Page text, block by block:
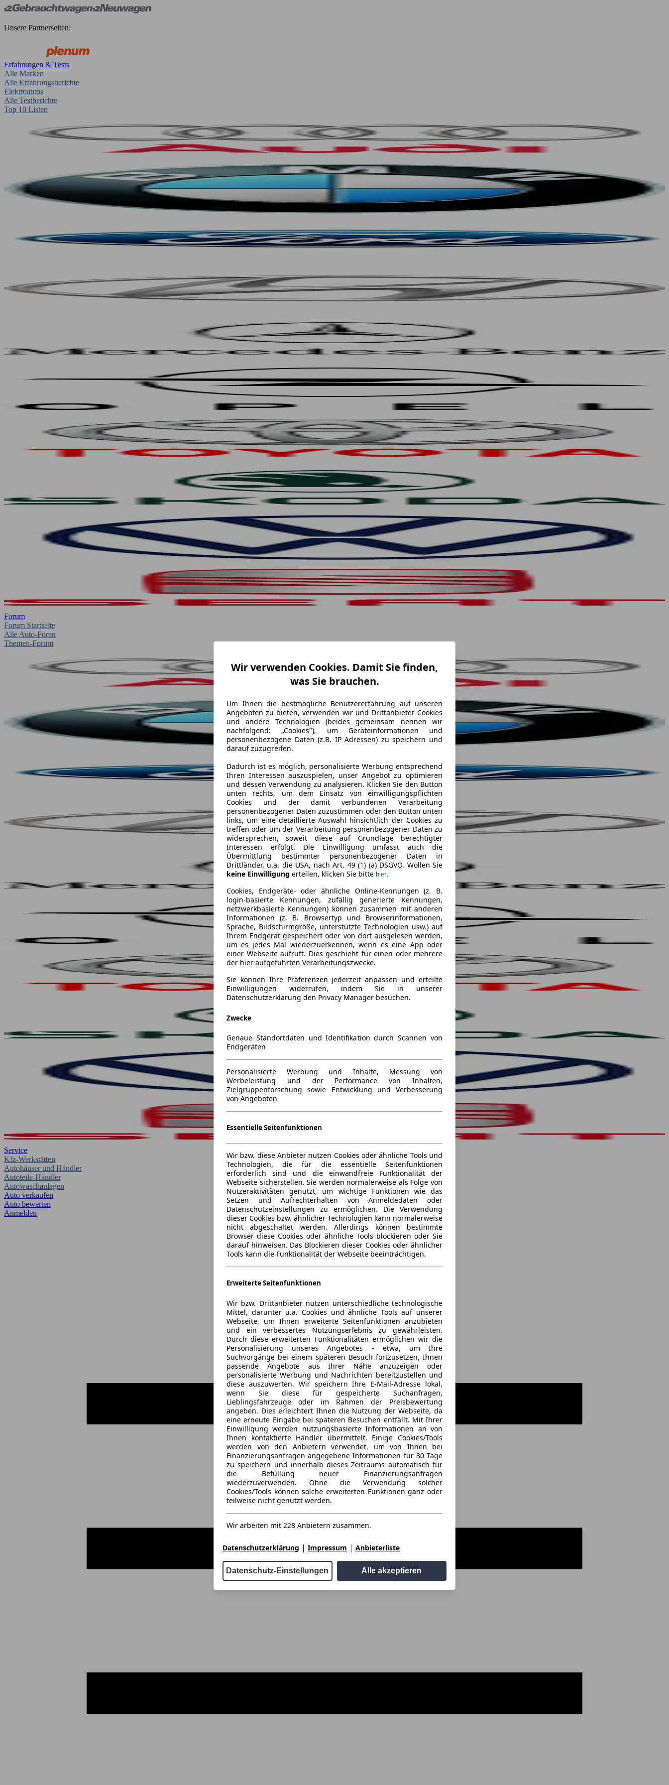
Unsere Partnerseiten:
Erfahrungen & Tests
Alle Marken
Alle Erfahrungsberichte
Elektroautos
Alle Testberichte
Top 10 Listen
Forum
Forum Startseite
Alle Auto-Foren
Themen-Forum
Service
Kfz-Werkstätten
Autohäuser und Händler
Autoteile-Händler
Autowaschanlagen
Auto verkaufen
Auto bewerten
Anmelden
Wir verwenden Cookies. Damit Sie finden,
was Sie brauchen.
Um Ihnen die bestmögliche Benutzererfahrung auf unseren
Angeboten zu bieten, verwenden wir und Drittanbieter Cookies
und andere Technologien (beides gemeinsam nennen wir
nachfolgend: „Cookies"), um Geräteinformationen und
personenbezogene Daten (z.B. IP Adressen) zu speichern und
darauf zuzugreifen.
Dadurch ist es möglich, personalisierte Werbung entsprechend
Ihren Interessen auszuspielen, unser Angebot zu optimieren
und dessen Verwendung zu analysieren. Klicken Sie den Button
unten rechts, um dem Einsatz von einwilligungspflichten
Cookies und der damit verbundenen Verarbeitung
personenbezogener Daten zuzustimmen oder den Button unten
links, um eine detaillierte Auswahl hinsichtlich der Cookies zu
treffen oder um der Verarbeitung personenbezogener Daten zu
widersprechen, soweit diese auf Grundlage berechtigter
Interessen erfolgt. Die Einwilligung umfasst auch die
Übermittlung bestimmter personenbezogener Daten in
Drittländer, u.a. die USA, nach Art. 49 (1) (a) DSGVO. Wollen Sie
keine Einwilligung erteilen, klicken Sie bitte hier.
Cookies, Endgeräte- oder ähnliche Online-Kennungen (z. B.
login-basierte Kennungen, zufällig generierte Kennungen,
netzwerkbasierte Kennungen) können zusammen mit anderen
Informationen (z. B. Browsertyp und Browserinformationen,
Sprache, Bildschirmgröße, unterstützte Technologien usw.) auf
Ihrem Endgerät gespeichert oder von dort ausgelesen werden,
um es jedes Mal wiederzuerkennen, wenn es eine App oder
einer Webseite aufruft. Dies geschieht für einen oder mehrere
der hier aufgeführten Verarbeitungszwecke.
Sie können Ihre Präferenzen jederzeit anpassen und erteilte
Einwilligungen widerrufen, indem Sie in unserer
Datenschutzerklärung den Privacy Manager besuchen.
Zwecke
Genaue Standortdaten und Identifikation durch Scannen von
Endgeräten
Personalisierte Werbung und Inhalte, Messung von
Werbeleistung und der Performance von Inhalten,
Zielgruppenforschung sowie Entwicklung und Verbesserung
von Angeboten
Essentielle Seitenfunktionen
Wir bzw. diese Anbieter nutzen Cookies oder ähnliche Tools und
Technologien, die für die essentielle Seitenfunktionen
erforderlich sind und die einwandfreie Funktionalität der
Webseite sicherstellen. Sie werden normalerweise als Folge von
Nutzeraktivitäten genutzt, um wichtige Funktionen wie das
Setzen und Aufrechterhalten von Anmeldedaten oder
Datenschutzeinstellungen zu ermöglichen. Die Verwendung
dieser Cookies bzw. ähnlicher Technologien kann normalerweise
nicht abgeschaltet werden. Allerdings können bestimmte
Browser diese Cookies oder ähnliche Tools blockieren oder Sie
darauf hinweisen. Das Blockieren dieser Cookies oder ähnlicher
Tools kann die Funktionalität der Webseite beeinträchtigen.
Erweiterte Seitenfunktionen
Wir bzw. Drittanbieter nutzen unterschiedliche technologische
Mittel, darunter u.a. Cookies und ähnliche Tools auf unserer
Webseite, um Ihnen erweiterte Seitenfunktionen anzubieten
und ein verbessertes Nutzungserlebnis zu gewährleisten.
Durch diese erweiterten Funktionalitäten ermöglichen wir die
Personalisierung unseres Angebotes - etwa, um Ihre
Suchvorgänge bei einem späteren Besuch fortzusetzen, Ihnen
passende Angebote aus Ihrer Nähe anzuzeigen oder
personalisierte Werbung und Nachrichten bereitzustellen und
diese auszuwerten. Wir speichern Ihre E-Mail-Adresse lokal,
wenn Sie diese für gespeicherte Suchanfragen,
Lieblingsfahrzeuge oder im Rahmen der Preisbewertung
angeben. Dies erleichtert Ihnen die Nutzung der Webseite, da
eine erneute Eingabe bei späteren Besuchen entfällt. Mit Ihrer
Einwilligung werden nutzungsbasierte Informationen an von
Ihnen kontaktierte Händler übermittelt. Einige Cookies/Tools
werden von den Anbietern verwendet, um von Ihnen bei
Finanzierungsanfragen angegebene Informationen für 30 Tage
zu speichern und innerhalb dieses Zeitraums automatisch für
die Befüllung neuer Finanzierungsanfragen
wiederzuverwenden. Ohne die Verwendung solcher
Cookies/Tools können solche erweiterten Funktionen ganz oder
teilweise nicht genutzt werden.
Wir arbeiten mit 228 Anbietern zusammen.
Datenschutzerklärung | Impressum | Anbieterliste
Datenschutz-Einstellungen Alle akzeptieren